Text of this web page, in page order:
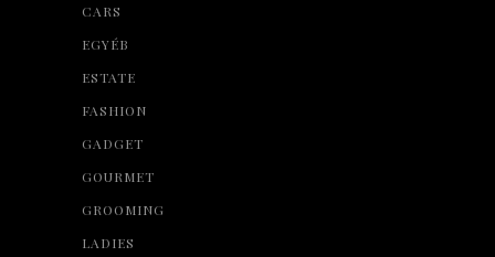
CARS
EGYÉB
ESTATE
FASHION
GADGET
GOURMET
GROOMING
LADIES